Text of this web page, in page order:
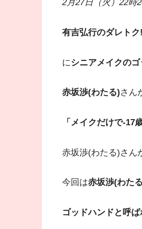
2月27日（火）22時
有吉弘行のダレト
にシニアメイクの
赤坂渉(わたる)さん
「メイクだけで-17
赤坂渉(わたる)さん
今回は赤坂渉(わた
ゴッドハンドと呼